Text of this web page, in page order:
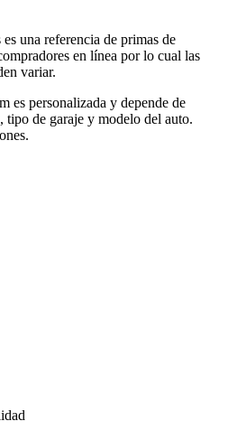
una referencia de primas de
en línea por lo cual las
variar.
es personalizada y depende de
tipo de garaje y modelo del auto.